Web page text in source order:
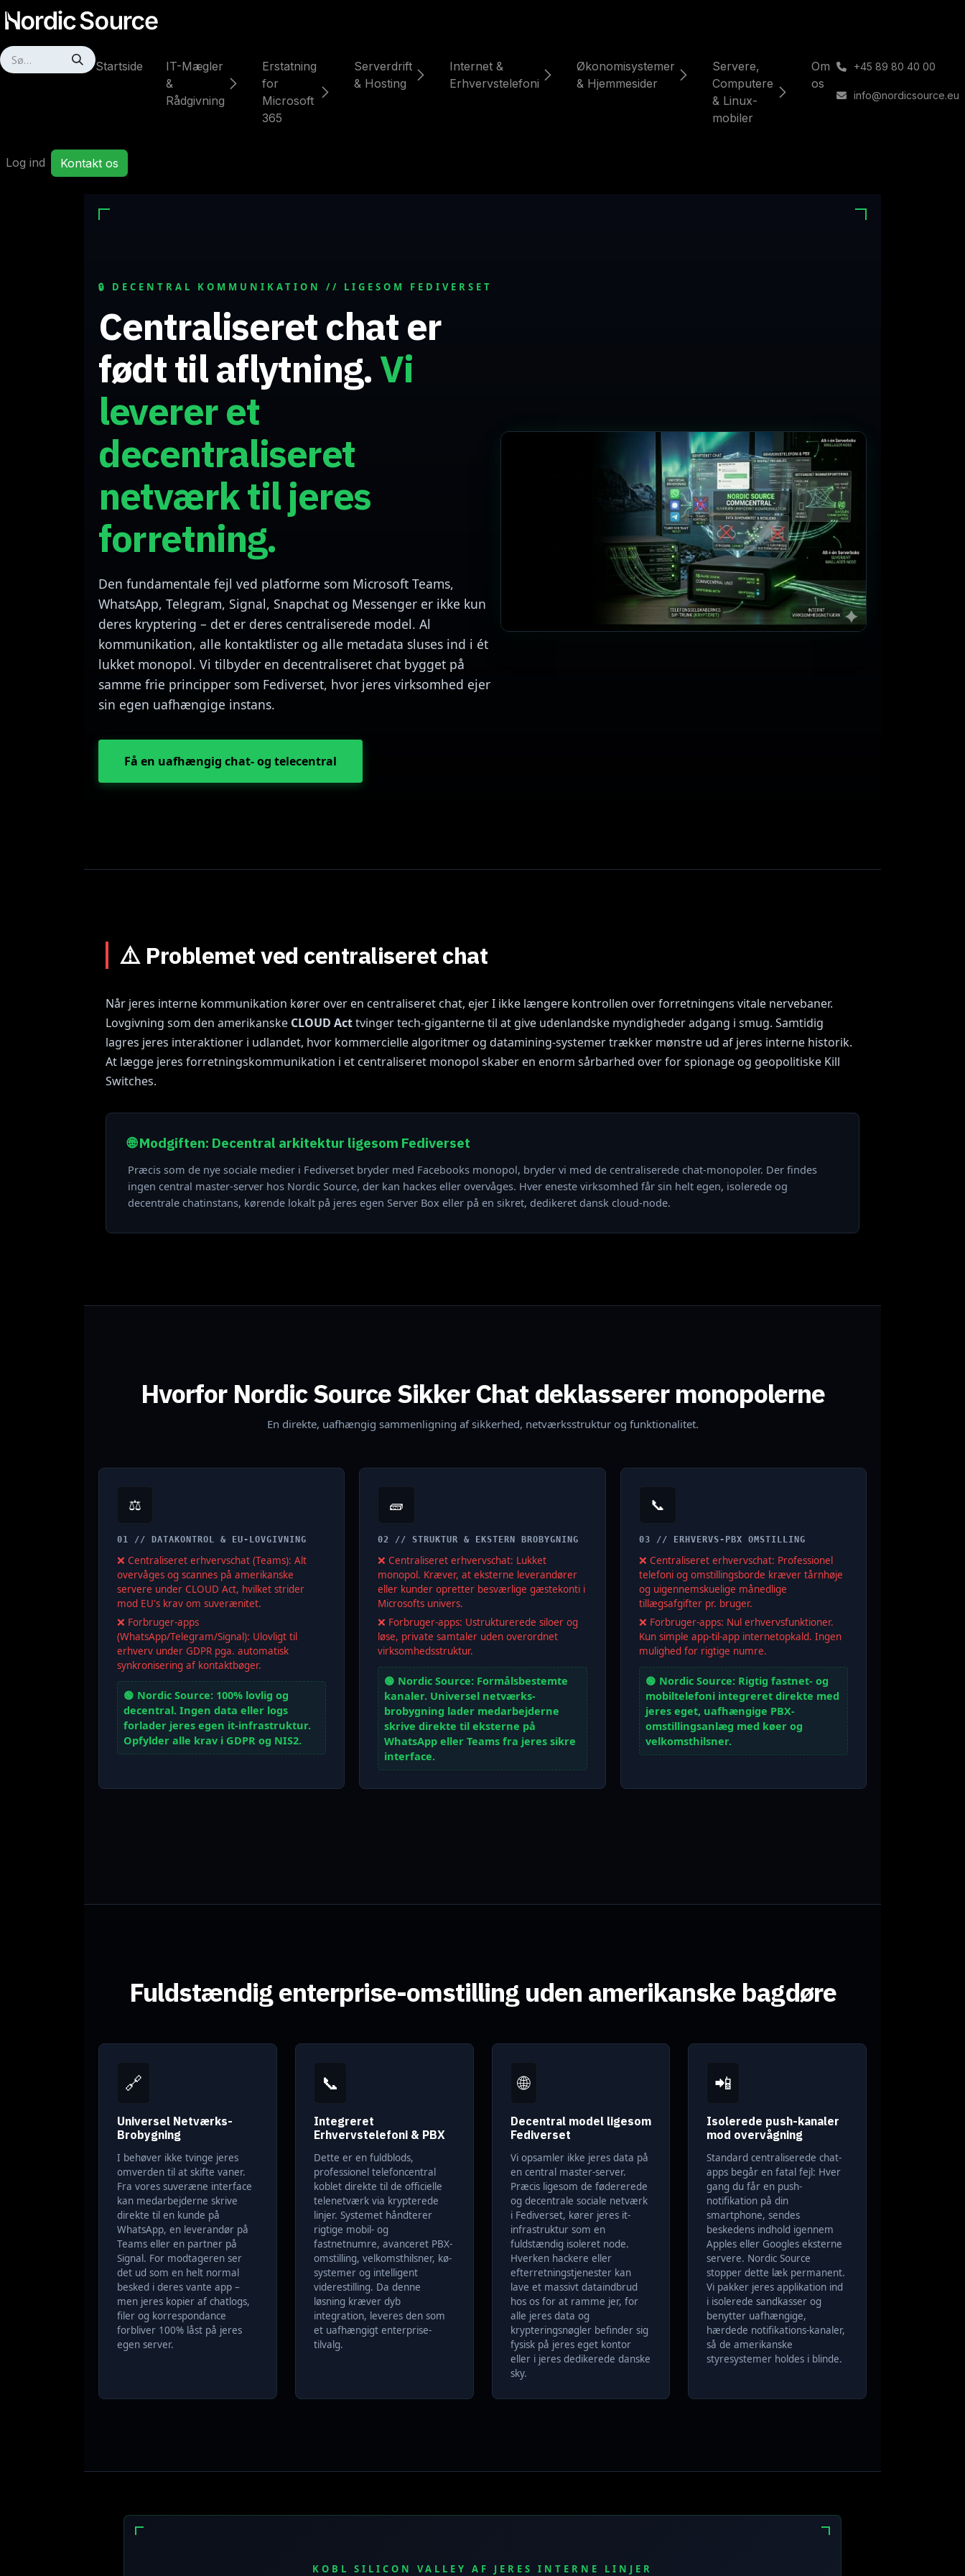
Skip to Content
Startside
IT-Mægler
&
Rådgivning
Erstatning
for
Microsoft
365
Serverdrift
& Hosting
Internet &
Erhvervstelefoni
Økonomisystemer
& Hjemmesider
Servere,
Computere
& Linux-
mobiler
Om
os
+45 89 80 40 00
info@nordicsource.eu
Log ind Kontakt os
🔒 DECENTRAL KOMMUNIKATION // LIGESOM FEDIVERSET
Centraliseret chat er
født til aflytning.Vi
leverer et
decentraliseret
netværk til jeres
forretning.
Den fundamentale fejl ved platforme som Microsoft Teams,
WhatsApp, Telegram, Signal, Snapchat og Messenger er ikke kun
deres kryptering – det er deres centraliserede model. Al
kommunikation, alle kontaktlister og alle metadata sluses ind i ét
lukket monopol. Vi tilbyder en decentraliseret chat bygget på
samme frie principper som Fediverset, hvor jeres virksomhed ejer
sin egen uafhængige instans.
Få en uafhængig chat- og telecentral
⚠️ Problemet ved centraliseret chat
Når jeres interne kommunikation kører over en centraliseret chat, ejer I ikke længere kontrollen over forretningens vitale nervebaner.
Lovgivning som den amerikanske CLOUD Acttvinger tech-giganterne til at give udenlandske myndigheder adgang i smug. Samtidig
lagres jeres interaktioner i udlandet, hvor kommercielle algoritmer og datamining-systemer trækker mønstre ud af jeres interne historik.
At lægge jeres forretningskommunikation i et centraliseret monopol skaber en enorm sårbarhed over for spionage og geopolitiske Kill
Switches.
🌐 Modgiften: Decentral arkitektur ligesom Fediverset
Præcis som de nye sociale medier i Fediverset bryder med Facebooks monopol, bryder vi med de centraliserede chat-monopoler. Der findes
ingen central master-server hos Nordic Source, der kan hackes eller overvåges. Hver eneste virksomhed får sin helt egen, isolerede og
decentrale chatinstans, kørende lokalt på jeres egen Server Box eller på en sikret, dedikeret dansk cloud-node.
Hvorfor Nordic Source Sikker Chat deklasserer monopolerne
En direkte, uafhængig sammenligning af sikkerhed, netværksstruktur og funktionalitet.
⚖️
01 // DATAKONTROL & EU-LOVGIVNING
❌ Centraliseret erhvervschat (Teams): Alt
overvåges og scannes på amerikanske
servere under CLOUD Act, hvilket strider
mod EU's krav om suverænitet.
❌ Forbruger-apps
(WhatsApp/Telegram/Signal): Ulovligt til
erhverv under GDPR pga. automatisk
synkronisering af kontaktbøger.
🟢 Nordic Source: 100% lovlig og
decentral. Ingen data eller logs
forlader jeres egen it-infrastruktur.
Opfylder alle krav i GDPR og NIS2.
🧱
02 // STRUKTUR & EKSTERN BROBYGNING
❌ Centraliseret erhvervschat: Lukket
monopol. Kræver, at eksterne leverandører
eller kunder opretter besværlige gæstekonti i
Microsofts univers.
❌ Forbruger-apps: Ustrukturerede siloer og
løse, private samtaler uden overordnet
virksomhedsstruktur.
🟢 Nordic Source: Formålsbestemte
kanaler. Universel netværks-
brobygning lader medarbejderne
skrive direkte til eksterne på
WhatsApp eller Teams fra jeres sikre
interface.
📞
03 // ERHVERVS-PBX OMSTILLING
❌ Centraliseret erhvervschat: Professionel
telefoni og omstillingsborde kræver tårnhøje
og uigennemskuelige månedlige
tillægsafgifter pr. bruger.
❌ Forbruger-apps: Nul erhvervsfunktioner.
Kun simple app-til-app internetopkald. Ingen
mulighed for rigtige numre.
🟢 Nordic Source: Rigtig fastnet- og
mobiltelefoni integreret direkte med
jeres eget, uafhængige PBX-
omstillingsanlæg med køer og
velkomsthilsner.
Fuldstændig enterprise-omstilling uden amerikanske bagdøre
🔗
Universel Netværks-
Brobygning
I behøver ikke tvinge jeres
omverden til at skifte vaner.
Fra vores suveræne interface
kan medarbejderne skrive
direkte til en kunde på
WhatsApp, en leverandør på
Teams eller en partner på
Signal. For modtageren ser
det ud som en helt normal
besked i deres vante app –
men jeres kopier af chatlogs,
filer og korrespondance
forbliver 100% låst på jeres
egen server.
📞
Integreret
Erhvervstelefoni & PBX
Dette er en fuldblods,
professionel telefoncentral
koblet direkte til de officielle
telenetværk via krypterede
linjer. Systemet håndterer
rigtige mobil- og
fastnetnumre, avanceret PBX-
omstilling, velkomsthilsner, kø-
systemer og intelligent
viderestilling. Da denne
løsning kræver dyb
integration, leveres den som
et uafhængigt enterprise-
tilvalg.
🌐
Decentral model ligesom
Fediverset
Vi opsamler ikke jeres data på
en central master-server.
Præcis ligesom de fødererede
og decentrale sociale netværk
i Fediverset, kører jeres it-
infrastruktur som en
fuldstændig isoleret node.
Hverken hackere eller
efterretningstjenester kan
lave et massivt dataindbrud
hos os for at ramme jer, for
alle jeres data og
krypteringsnøgler befinder sig
fysisk på jeres eget kontor
eller i jeres dedikerede danske
sky.
📲
Isolerede push-kanaler
mod overvågning
Standard centraliserede chat-
apps begår en fatal fejl: Hver
gang du får en push-
notifikation på din
smartphone, sendes
beskedens indhold igennem
Apples eller Googles eksterne
servere. Nordic Source
stopper dette læk permanent.
Vi pakker jeres applikation ind
i isolerede sandkasser og
benytter uafhængige,
hærdede notifikations-kanaler,
så de amerikanske
styresystemer holdes i blinde.
KOBL SILICON VALLEY AF JERES INTERNE LINJER